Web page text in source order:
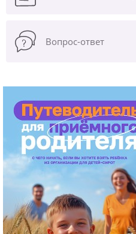
Вопрос-ответ